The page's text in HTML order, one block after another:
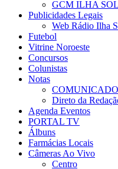
GCM ILHA
Publicidades Legais
Web Rádio Ilha
Futebol
Vitrine Noroeste
Concursos
Colunistas
Notas
Direto da
Agenda Eventos
PORTAL TV
Álbuns
Farmácias Locais
Câmeras Ao Vivo
Centro